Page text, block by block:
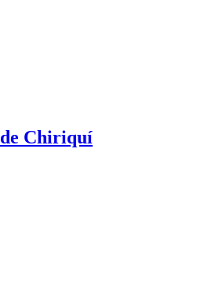
de Chiriquí